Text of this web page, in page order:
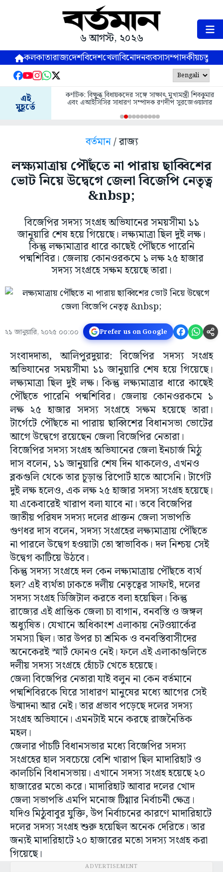
৬ আগস্ট, ২০২৬
কলকাতারাজ্যদেশবিদেশখেলাবিনোদনব্যবসাসম্পাদকীয়
এই
মুহূর্তে
কর্ণাটক: বিক্ষুব্ধ বিধায়কদের সঙ্গে সাক্ষাৎ মুখ্যমন্ত্রী শিবকুমার
এবং এআইসিসির সাধারণ সম্পাদক রণদীপ সুরজেওয়ালার
বর্তমান/ রাজ্য
লক্ষ্যমাত্রায় পৌঁছতে না পারায় ছাব্বিশের
ভোট নিয়ে উদ্বেগে জেলা বিজেপি নেতৃত্ব
&nbsp;
বিজেপির সদস্য সংগ্রহ অভিযানের সময়সীমা ১১
জানুয়ারি শেষ হয়ে গিয়েছে। লক্ষ্যমাত্রা ছিল দুই লক্ষ।
কিন্তু লক্ষ্যমাত্রার ধারে কাছেই পৌঁছতে পারেনি
পদ্মশিবির। জেলায় কোনওরকমে ১ লক্ষ ২৫ হাজার
সদস্য সংগ্রহে সক্ষম হয়েছে তারা।
২১ জানুয়ারি, ২০২৫ ০০:০০ Prefer us on Google
সংবাদদাতা, আলিপুরদুয়ার: বিজেপির সদস্য সংগ্রহ
অভিযানের সময়সীমা ১১ জানুয়ারি শেষ হয়ে গিয়েছে।
লক্ষ্যমাত্রা ছিল দুই লক্ষ। কিন্তু লক্ষ্যমাত্রার ধারে কাছেই
পৌঁছতে পারেনি পদ্মশিবির। জেলায় কোনওরকমে ১
লক্ষ ২৫ হাজার সদস্য সংগ্রহে সক্ষম হয়েছে তারা।
টার্গেটে পৌঁছতে না পারায় ছাব্বিশের বিধানসভা ভোটের
আগে উদ্বেগে রয়েছেন জেলা বিজেপির নেতারা।
বিজেপির সদস্য সংগ্রহ অভিযানের জেলা ইনচার্জ মিঠু
দাস বলেন, ১১ জানুয়ারি শেষ দিন থাকলেও, এখনও
ব্লকগুলি থেকে তার চূড়ান্ত রিপোর্ট হাতে আসেনি। টার্গেট
দুই লক্ষ হলেও, এক লক্ষ ২৫ হাজার সদস্য সংগ্রহ হয়েছে।
যা একেবারেই খারাপ বলা যাবে না। তবে বিজেপির
জাতীয় পরিষদ সদস্য দলের প্রাক্তন জেলা সভাপতি
গুণধর দাস বলেন, সদস্য সংগ্রহের লক্ষ্যমাত্রায় পৌঁছতে
না পারলে উদ্বেগ হওয়াটা তো স্বাভাবিক। দল নিশ্চয় সেই
উদ্বেগ কাটিয়ে উঠবে।
কিন্তু সদস্য সংগ্রহে দল কেন লক্ষ্যমাত্রায় পৌঁছতে ব্যর্থ
হল? এই ব্যর্থতা ঢাকতে দলীয় নেতৃত্বের সাফাই, দলের
সদস্য সংগ্রহ ডিজিটাল করতে বলা হয়েছিল। কিন্তু
রাজ্যের এই প্রান্তিক জেলা চা বাগান, বনবস্তি ও জঙ্গল
অধ্যুষিত। যেখানে অধিকাংশ এলাকায় নেটওয়ার্কের
সমস্যা ছিল। তার উপর চা শ্রমিক ও বনবস্তিবাসীদের
অনেকেরই স্মার্ট ফোনও নেই। ফলে এই এলাকাগুলিতে
দলীয় সদস্য সংগ্রহে হোঁচট খেতে হয়েছে।
জেলা বিজেপির নেতারা যাই বলুন না কেন বর্তমানে
পদ্মশিবিরকে ঘিরে সাধারণ মানুষের মধ্যে আগের সেই
উন্মাদনা আর নেই। তার প্রভাব পড়েছে দলের সদস্য
সংগ্রহ অভিযানে। এমনটাই মনে করছে রাজনৈতিক
মহল।
জেলার পাঁচটি বিধানসভার মধ্যে বিজেপির সদস্য
সংগ্রহের হাল সবচেয়ে বেশি খারাপ ছিল মাদারিহাট ও
কালচিনি বিধানসভায়। এখানে সদস্য সংগ্রহ হয়েছে ২০
হাজারের মতো করে। মাদারিহাট আবার দলের খোদ
জেলা সভাপতি এমপি মনোজ টিগ্গার নির্বাচনী ক্ষেত্র।
যদিও মিঠুবাবুর যুক্তি, উপ নির্বাচনের কারণে মাদারিহাটে
দলের সদস্য সংগ্রহ শুরু হয়েছিল অনেক দেরিতে। তার
জন্যই মাদারিহাটে ২০ হাজারের মতো সদস্য সংগ্রহ করা
গিয়েছে।
ADVERTISEMENT